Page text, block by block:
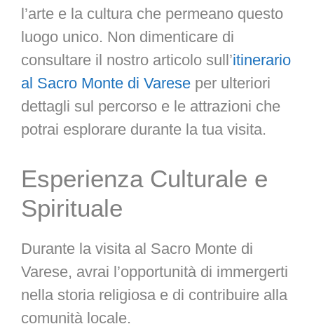
l’arte e la cultura che permeano questo
luogo unico. Non dimenticare di
consultare il nostro articolo sull’itinerario
al Sacro Monte di Varese per ulteriori
dettagli sul percorso e le attrazioni che
potrai esplorare durante la tua visita.
Esperienza Culturale e
Spirituale
Durante la visita al Sacro Monte di
Varese, avrai l’opportunità di immergerti
nella storia religiosa e di contribuire alla
comunità locale.